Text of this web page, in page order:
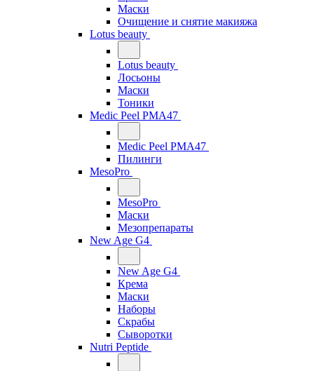
Маски
Очищение и снятие макияжа
Lotus beauty
Lotus beauty
Лосьоны
Маски
Тоники
Medic Peel PMA47
Medic Peel PMA47
Пилинги
MesoPro
MesoPro
Маски
Мезопрепараты
New Age G4
New Age G4
Крема
Маски
Наборы
Скрабы
Сыворотки
Nutri Peptide